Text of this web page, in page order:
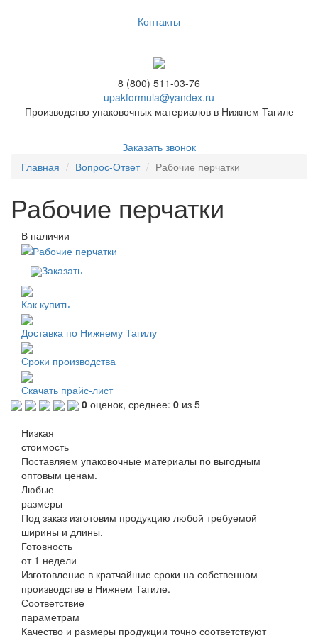
Контакты
8 (800) 511-03-76
upakformula@yandex.ru
Производство упаковочных материалов в Нижнем Тагиле
Заказать звонок
Главная
Вопрос-Ответ Рабочие перчатки
Рабочие перчатки
В наличии
Заказать
Как купить
Доставка по Нижнему Тагилу
Сроки производства
Скачать прайс-лист
0 оценок, среднее: 0 из 5
Низкая
стоимость
Поставляем упаковочные материалы по выгодным
оптовым ценам.
Любые
размеры
Под заказ изготовим продукцию любой требуемой
ширины и длины.
Готовность
от 1 недели
Изготовление в кратчайшие сроки на собственном
производстве в Нижнем Тагиле.
Соответствие
параметрам
Качество и размеры продукции точно соответствуют